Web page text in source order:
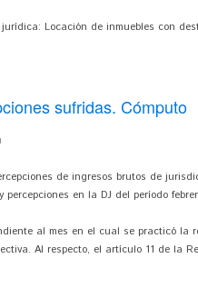
Locación de inmuebles con
sufridas. Cómputo
de ingresos brutos de
en la DJ del período
al mes en el cual se practicó la
Al respecto, el artículo 11 de la